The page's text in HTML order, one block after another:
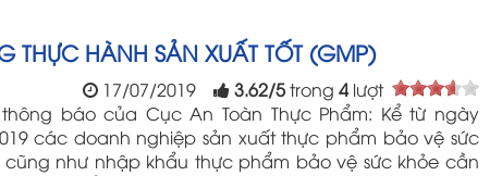
THỰC HÀNH SẢN XUẤT TỐT (GMP)
17/07/2019 3.62/5trong 4lượt
thông báo của Cục An Toàn Thực Phẩm: Kể từ ngày
các doanh nghiệp sản xuất thực phẩm bảo vệ sức
cũng như nhập khẩu thực phẩm bảo vệ sức khỏe cần